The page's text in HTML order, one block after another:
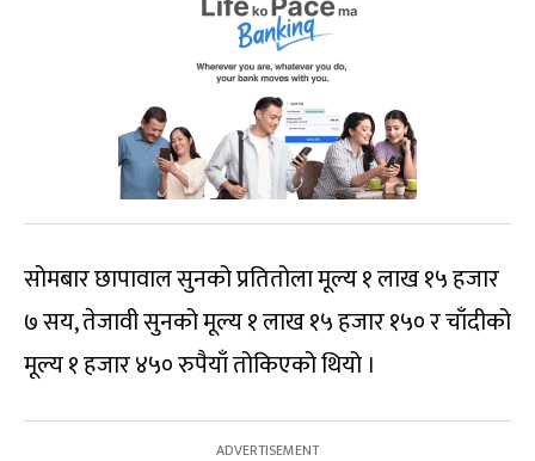
सोमबार छापावाल सुनको प्रतितोला मूल्य १ लाख १५ हजार
७ सय, तेजावी सुनको मूल्य १ लाख १५ हजार १५० र चाँदीको
मूल्य १ हजार ४५० रुपैयाँ तोकिएको थियो ।